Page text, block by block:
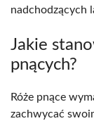
nadchodzących
Jakie
pnących?
Róże pnące
zachwycać